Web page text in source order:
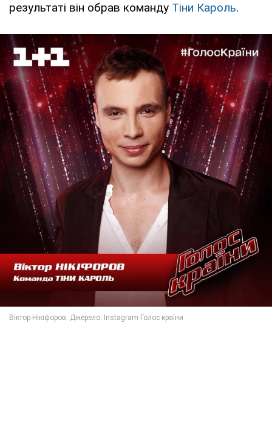
результаті він обрав команду Тіни Кароль.